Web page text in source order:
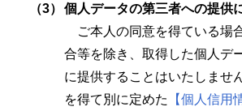
（3）
個人データの第三者への提供
ご本人の同意を得ている場
合等を除き、取得した個人デ
に提供することはいたしませ
を得て別に定めた
【個人信用